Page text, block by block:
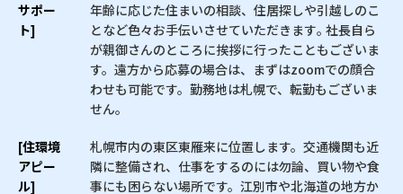
サポー
ト]
年齢に応じた住まいの相談、住居探しや引越しのこ
となど色々お手伝いさせていただきます｡ 社長自ら
が親御さんのところに挨拶に行ったこともございま
す。遠方から応募の場合は、まずはzoomでの顔合
わせも可能です。勤務地は札幌で、転勤もございま
せん。
[住環境
アピー
ル]
札幌市内の東区東雁来に位置します。交通機関も近
隣に整備され、仕事をするのには勿論、買い物や食
事にも困らない場所です。江別市や北海道の地方か